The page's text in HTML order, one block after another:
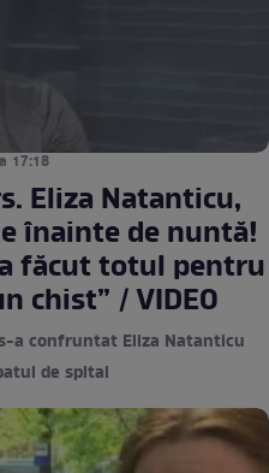
17:18
Eliza Natanticu,
înainte de nuntă!
făcut totul pentru
chist” / VIDEO
a confruntat Eliza Natanticu
de spital